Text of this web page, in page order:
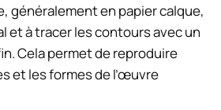
généralement en papier calque,
et à tracer les contours avec un
Cela permet de reproduire
et les formes de l’œuvre